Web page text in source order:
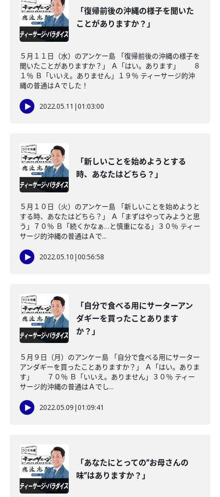
「復帰前後の沖縄の様子を聞いた
ことがありますか？」
５月１１日（水）のアンケー島 「復帰前後の沖縄の様子を
聞いたことがありますか？」 Ａ「はい。あります」 ８
１％ Ｂ「いいえ。ありません」１９％ ティーサージ的沖
縄の普通はＡでした！
2022.05.11 |01:03:00
「新しいことを始めようとする
時、あなたはどちら？」
５月１０日（火）のアンケー島 「新しいことを始めようと
する時、あなたはどちら？」 Ａ「まずはやってみようと思
う」７０％ Ｂ「続くかなぁ…と慎重になる」３０％ ティー
サージ的沖縄の普通はＡで...
2022.05.10 |00:56:58
「自分で食べる用にサーターアン
ダギーを買ったことあります
か？」
５月９日（月）のアンケー島 「自分で食べる用にサーター
アンダギーを買ったことありますか？」 Ａ「はい。ありま
す」 ７０％ Ｂ「いいえ。ありません」３０％ ティー
サージ的沖縄の普通はＡでし...
2022.05.09 |01:09:41
「あなたにとっての”お母さんの
味”はありますか？」